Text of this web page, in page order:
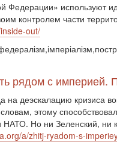
Федерации» используют
контролем части
out/
рядом с империей.
на деэскалацию кризиса
этому
НАТО. Но ни Зеленский, ни
a/zhitj-ryadom-s-